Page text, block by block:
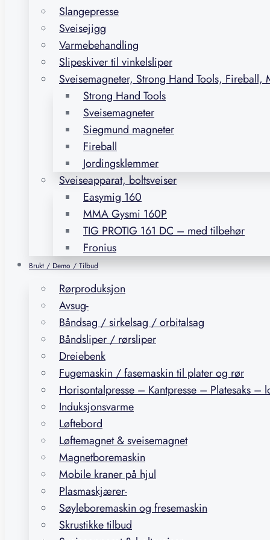
Slangepresse
Sveisejigg
Varmebehandling
Slipeskiver til vinkelsliper
Sveisemagneter, Strong Hand Tools, Fireball,
Strong Hand Tools
Sveisemagneter
Siegmund magneter
Fireball
Jordingsklemmer
Sveiseapparat, boltsveiser
Easymig 160
MMA Gysmi 160P
TIG PROTIG 161 DC – med tilbehør
Fronius
Brukt / Demo / Tilbud
Rørproduksjon
Avsug-
Båndsag / sirkelsag / orbitalsag
Båndsliper / rørsliper
Dreiebenk
Fugemaskin / fasemaskin til plater og rør
Horisontalpresse – Kantpresse – Platesaks –
Induksjonsvarme
Løftebord
Løftemagnet & sveisemagnet
Magnetboremaskin
Mobile kraner på hjul
Plasmaskjærer-
Søyleboremaskin og fresemaskin
Skrustikke tilbud